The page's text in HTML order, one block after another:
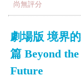
尚無評分
劇場版 境界
篇 Beyond
Future